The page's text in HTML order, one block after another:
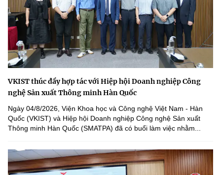
VKIST thúc đẩy hợp tác với Hiệp hội Doanh nghiệp Công
nghệ Sản xuất Thông minh Hàn Quốc
Ngày 04/8/2026, Viện Khoa học và Công nghệ Việt Nam - Hàn
Quốc (VKIST) và Hiệp hội Doanh nghiệp Công nghệ Sản xuất
Thông minh Hàn Quốc (SMATPA) đã có buổi làm việc nhằm...